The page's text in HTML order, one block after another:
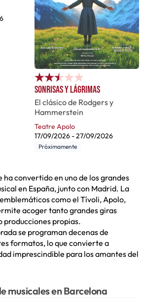
Sonrisas y lágrimas
El clásico de Rodgers y
Hammerstein
Teatre Apolo
17/09/2026 -27/09/2026
Próximamente
ha convertido en uno de los grandes
en España, junto con Madrid. La
como el Tívoli, Apolo,
acoger tanto grandes giras
propias.
se programan decenas de
formatos, lo que convierte a
imprescindible para los amantes del
musicales en Barcelona